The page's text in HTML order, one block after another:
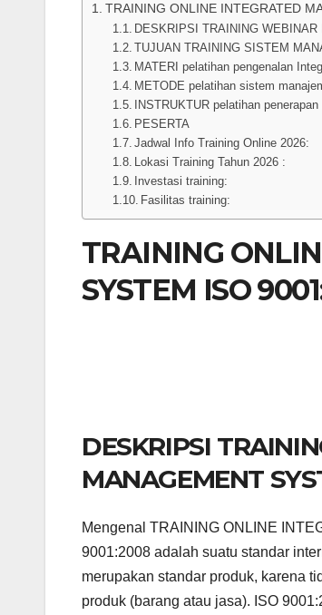
TRAINING ONLINE INTEGRATED
DESKRIPSI TRAINING
TUJUAN TRAINING SISTEM
MATERI pelatihan pengenalan
METODE pelatihan sistem
INSTRUKTUR pelatihan
PESERTA
Jadwal Info Training Online 2026:
Lokasi Training Tahun 2026 :
Investasi training:
Fasilitas training:
TRAINING
SYSTEM ISO
DESKRIPSI
MANAGEMENT
Mengenal TRAINING ONLINE
9001:2008 adalah suatu standar
merupakan standar produk, karena
produk (barang atau jasa). ISO